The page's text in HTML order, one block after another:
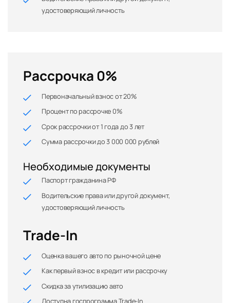
удостоверяющий личность
Рассрочка 0%
Первоначальный взнос от 20%
Процент по рассрочке 0%
Срок рассрочки от 1 года до 3 лет
Сумма рассрочки до 3 000 000 рублей
Необходимые документы
Паспорт гражданина РФ
Водительские права или другой документ,
удостоверяющий личность
Trade-In
Оценка вашего авто по рыночной цене
Как первый взнос в кредит или рассрочку
Скидка за утилизацию авто
Доступна госпрограмма Trade-In